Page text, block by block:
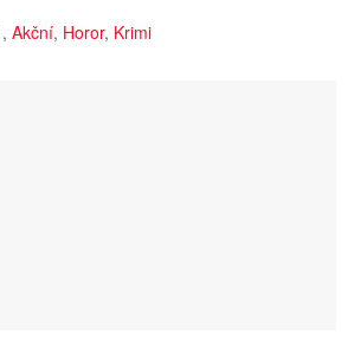
, Akční, Horor, Krimi